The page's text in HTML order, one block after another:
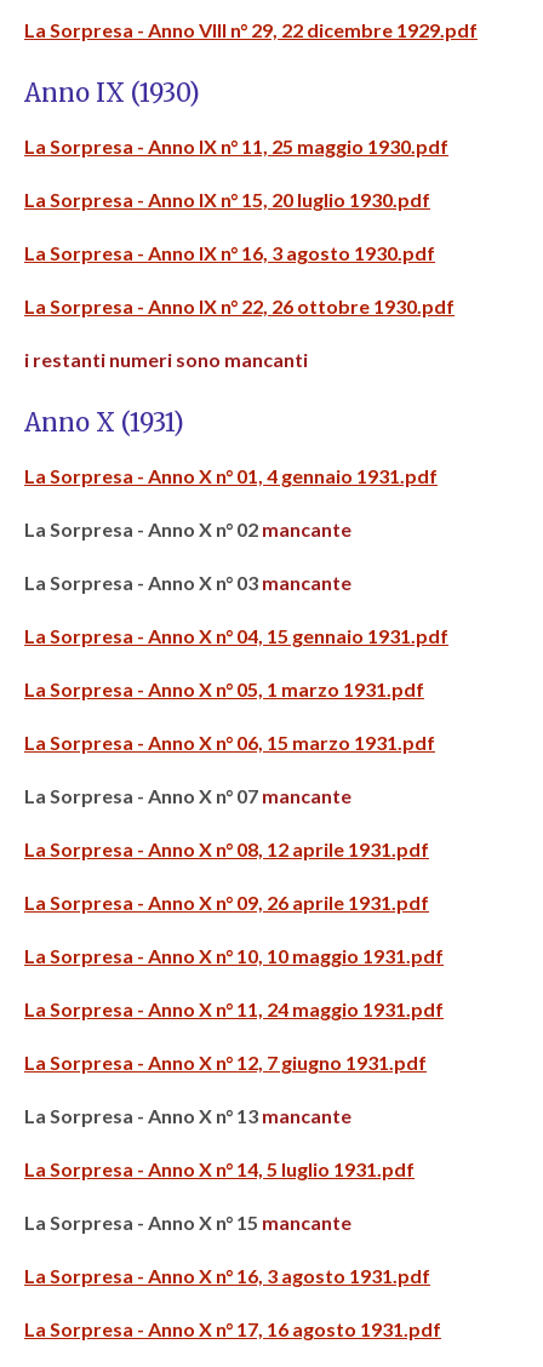
La Sorpresa - Anno VIII n° 29, 22 dicembre 1929.pdf
Anno IX (1930)
La Sorpresa - Anno IX n° 11, 25 maggio 1930.pdf
La Sorpresa - Anno IX n° 15, 20 luglio 1930.pdf
La Sorpresa - Anno IX n° 16, 3 agosto 1930.pdf
La Sorpresa - Anno IX n° 22, 26 ottobre 1930.pdf
i restanti numeri sono mancanti
Anno X (1931)
La Sorpresa - Anno X n° 01, 4 gennaio 1931.pdf
La Sorpresa - Anno X n° 02 mancante
La Sorpresa - Anno X n° 03 mancante
La Sorpresa - Anno X n° 04, 15 gennaio 1931.pdf
La Sorpresa - Anno X n° 05, 1 marzo 1931.pdf
La Sorpresa - Anno X n° 06, 15 marzo 1931.pdf
La Sorpresa - Anno X n° 07 mancante
La Sorpresa - Anno X n° 08, 12 aprile 1931.pdf
La Sorpresa - Anno X n° 09, 26 aprile 1931.pdf
La Sorpresa - Anno X n° 10, 10 maggio 1931.pdf
La Sorpresa - Anno X n° 11, 24 maggio 1931.pdf
La Sorpresa - Anno X n° 12, 7 giugno 1931.pdf
La Sorpresa - Anno X n° 13 mancante
La Sorpresa - Anno X n° 14, 5 luglio 1931.pdf
La Sorpresa - Anno X n° 15 mancante
La Sorpresa - Anno X n° 16, 3 agosto 1931.pdf
La Sorpresa - Anno X n° 17, 16 agosto 1931.pdf